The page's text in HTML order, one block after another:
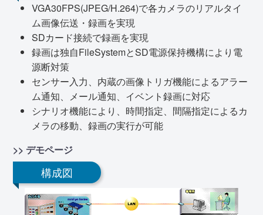
VGA30FPS(JPEG/H.264)で各カメラのリアルタイ
ム画像伝送・録画を実現
SDカード接続で録画を実現
録画は独自FileSystemとSD電源保持機構により電
源断対策
センサー入力、内蔵の画像トリガ機能によるアラー
ム通知、メール通知、イベント録画に対応
シナリオ機能により、時間指定、間隔指定によるカ
メラの移動、録画の実行が可能
>> デモページ
構成図